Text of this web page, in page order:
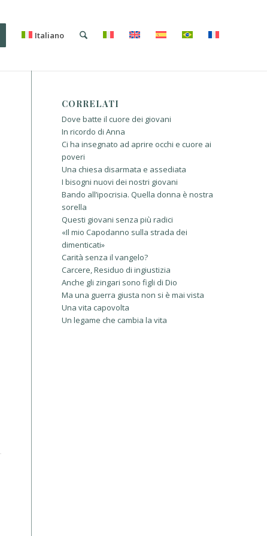
Italiano
CORRELATI
Dove batte il cuore dei giovani
In ricordo di Anna
Ci ha insegnato ad aprire occhi e cuore ai
poveri
Una chiesa disarmata e assediata
I bisogni nuovi dei nostri giovani
Bando all’ipocrisia. Quella donna è nostra
sorella
Questi giovani senza più radici
«Il mio Capodanno sulla strada dei
dimenticati»
Carità senza il vangelo?
Carcere, Residuo di ingiustizia
Anche gli zingari sono figli di Dio
Ma una guerra giusta non si è mai vista
Una vita capovolta
Un legame che cambia la vita